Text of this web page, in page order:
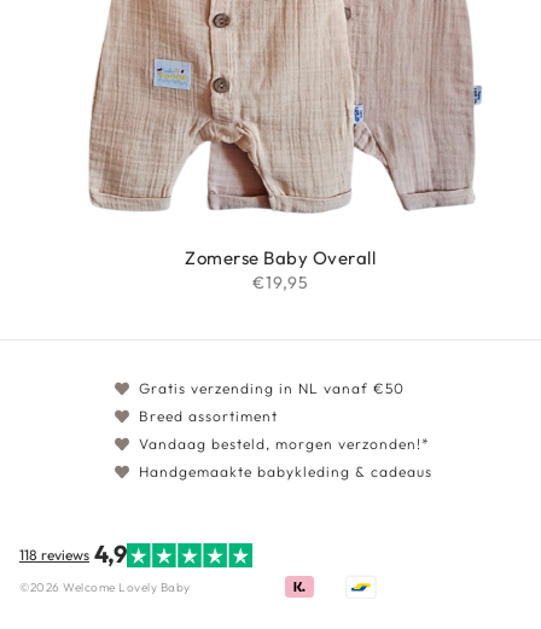
Zomerse Baby Overall
€19,95
Gratis verzending in NL vanaf €50
Breed assortiment
Vandaag besteld, morgen verzonden!*
Handgemaakte babykleding & cadeaus
©2026 Welcome Lovely Baby
118 reviews 4,9